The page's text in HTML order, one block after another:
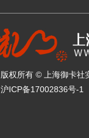
版权所有 © 上海御卡社
沪ICP备17002836号-1